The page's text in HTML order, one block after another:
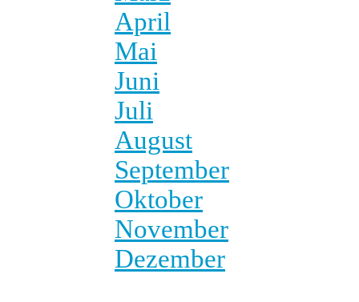
April
Mai
Juni
Juli
August
September
Oktober
November
Dezember